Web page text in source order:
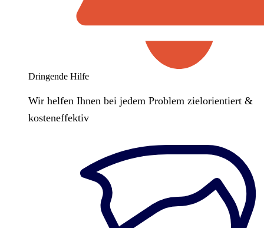
Dringende Hilfe
Wir helfen Ihnen bei jedem Problem zielorientiert &
kosteneffektiv